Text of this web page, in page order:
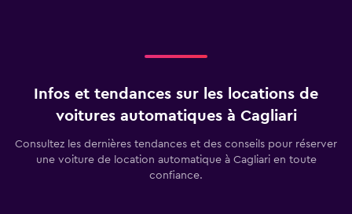
Infos et tendances sur les locations de
voitures automatiques à Cagliari
Consultez les dernières tendances et des conseils pour réserver
une voiture de location automatique à Cagliari en toute
confiance.